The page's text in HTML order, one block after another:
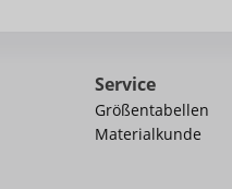
Service
Größentabellen
Materialkunde